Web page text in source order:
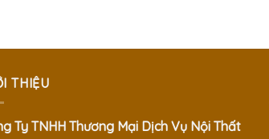
THIỆU
Ty TNHH Thương Mại Dịch Vụ Nội Thất